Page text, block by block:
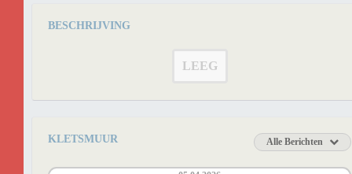
BESCHRIJVING
LEEG
KLETSMUUR Alle Berichten